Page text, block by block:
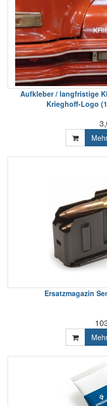
Aufkleber / langfristige
Krieghoff-Logo
Ersatzmagazin